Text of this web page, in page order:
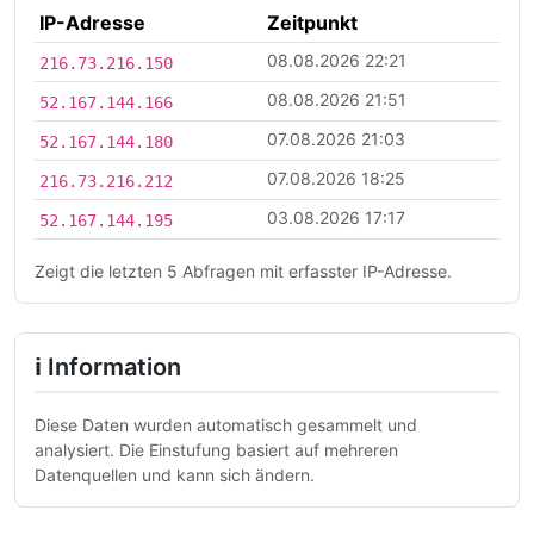
IP-Adresse Zeitpunkt
216.73.216.150 08.08.2026 22:21
52.167.144.166 08.08.2026 21:51
52.167.144.180 07.08.2026 21:03
216.73.216.212 07.08.2026 18:25
52.167.144.195 03.08.2026 17:17
Zeigt die letzten 5 Abfragen mit erfasster IP-Adresse.
ℹ Information
Diese Daten wurden automatisch gesammelt und
analysiert. Die Einstufung basiert auf mehreren
Datenquellen und kann sich ändern.